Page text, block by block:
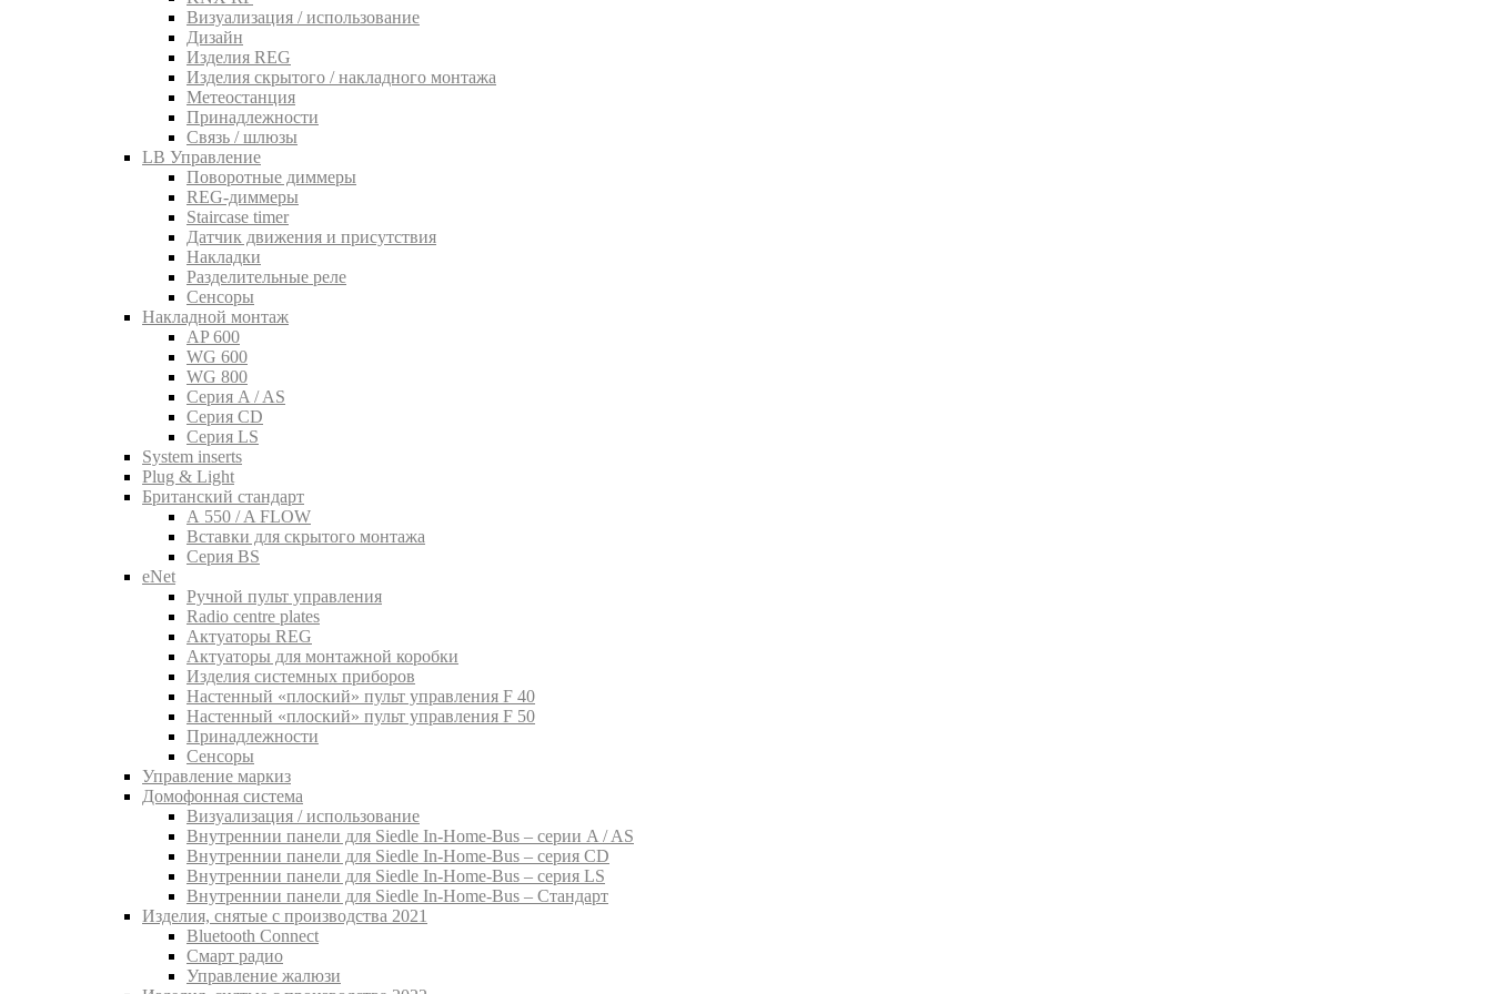
Визуализация / использование
Дизайн
Изделия REG
Изделия скрытого / накладного монтажа
Метеостанция
Принадлежности
Связь / шлюзы
LB Управление
Поворотные диммеры
REG-диммеры
Staircase timer
Датчик движения и присутствия
Накладки
Разделительные реле
Сенсоры
Накладной монтаж
AP 600
WG 600
WG 800
Серия A / AS
Серия CD
Серия LS
System inserts
Plug & Light
Британский стандарт
A 550 / A FLOW
Вставки для скрытого монтажа
Серия BS
eNet
Pучной пульт управления
Radio centre plates
Актуаторы REG
Актуаторы для монтажной коробки
Изделия системных приборов
Настенный «плоский» пульт управления F 40
Настенный «плоский» пульт управления F 50
Принадлежности
Сенсоры
Управление маркиз
Домофонная система
Визуализация / использование
Внутреннии панели для Siedle In-Home-Bus – серии A / AS
Внутреннии панели для Siedle In-Home-Bus – серия CD
Внутреннии панели для Siedle In-Home-Bus – серия LS
Внутреннии панели для Siedle In-Home-Bus – Стандарт
Изделия, снятые с производства 2021
Bluetooth Connect
Смарт радио
Управление жалюзи